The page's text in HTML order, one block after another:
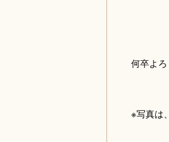
何卒よ
※写真は